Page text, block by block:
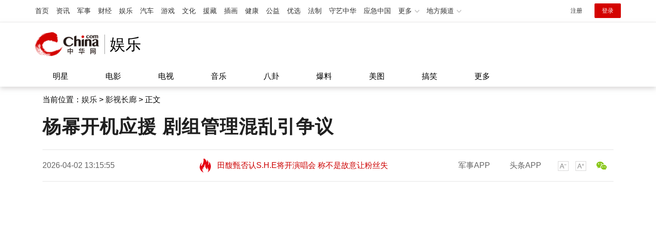
首页 资讯 军事 财经 娱乐 汽车 游戏 文化 援藏 插画 健康 公益 优选 法制 守艺中华 应急中国 更多 地方频道 注册 登录
娱乐
明星 电影 电视 音乐 八卦 爆料 美图 搞笑 更多
当前位置： 娱乐 > 影视长廊 > 正文
杨幂开机应援 剧组管理混乱引争议
2026-04-02 13:15:55
田馥甄否认S.H.E将开演唱会 称不是故意让粉丝失
望11:08
田馥甄否认S.H.E将开演唱会 称不是故意让粉丝失
军事APP 头条APP